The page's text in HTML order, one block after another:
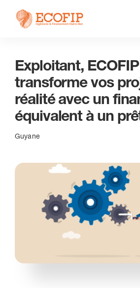
Skip
Qui est ECOFIP ?
Nos Services
Secteurs éligibles
Actus
Exploitant, ECOFIP
transforme vos
réalité avec un
équivalent à un
Guyane